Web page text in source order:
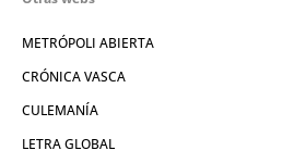
METRÓPOLI ABIERTA
CRÓNICA VASCA
CULEMANÍA
LETRA GLOBAL